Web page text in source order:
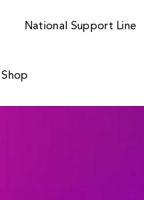
National Support Line
Shop